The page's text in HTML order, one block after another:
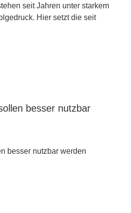
seit Jahren unter starkem
Hier setzt die seit
besser nutzbar
besser nutzbar werden